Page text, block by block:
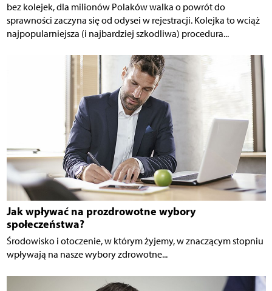
bez kolejek, dla milionów Polaków walka o powrót do
sprawności zaczyna się od odysei w rejestracji. Kolejka to wciąż
najpopularniejsza (i najbardziej szkodliwa) procedura...
Jak wpływać na prozdrowotne wybory
społeczeństwa?
Środowisko i otoczenie, w którym żyjemy, w znaczącym stopniu
wpływają na nasze wybory zdrowotne...